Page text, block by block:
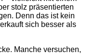
stolz präsentierten
Denn das ist kein
sich besser als
Manche versuchen,